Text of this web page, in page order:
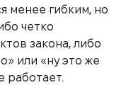
менее гибким, но
четко
закона, либо
или «ну это же
работает.